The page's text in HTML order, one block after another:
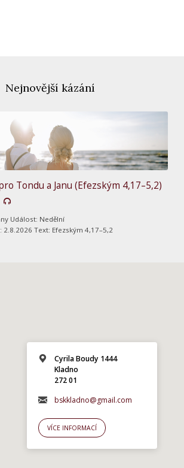
Nejnovější kázání
Tondu a Janu (Efezským 4,17–5,2)
Událost: Nedělní
Text: Efezským 4,17–5,2
Cyrila Boudy 1444
Kladno
272 01
bskkladno@gmail.com
VÍCE INFORMACÍ